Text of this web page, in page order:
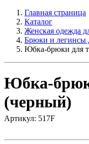
Главная страница
Каталог
Женская одежда
Брюки и легинсы
Юбка-брюки для
Юбка-
(черный)
Артикул: 517F